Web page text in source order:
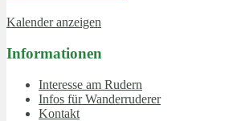
Kalender anzeigen
Informationen
Interesse am Rudern
Infos für Wanderruderer
Kontakt